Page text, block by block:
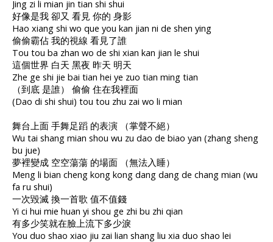
Jing zi li mian jin tian shi shui
好像是我 卻又 看見 你的 身影
Hao xiang shi wo que you kan jian ni de shen ying
偷偷霸佔 我的視線 看見了誰
Tou tou ba zhan wo de shi xian kan jian le shui
這個世界 白天 黑夜 昨天 明天
Zhe ge shi jie bai tian hei ye zuo tian ming tian
（到底 是誰） 偷偷 住在我裡面
(Dao di shi shui) tou tou zhu zai wo li mian
舞台上面 手舞足蹈 的表演 （掌聲不絕）
Wu tai shang mian shou wu zu dao de biao yan (zhang sheng
bu jue)
夢裡變成 空空蕩蕩 的場面 （無法入睡）
Meng li bian cheng kong kong dang dang de chang mian (wu
fa ru shui)
一次毀滅 換一首歌 值不值錢
Yi ci hui mie huan yi shou ge zhi bu zhi qian
有多少笑就在臉上流下多少淚
You duo shao xiao jiu zai lian shang liu xia duo shao lei